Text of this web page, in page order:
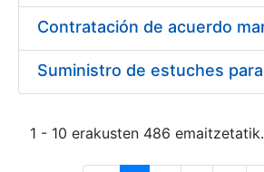
1 - 10 erakusten 486 emaitzetatik.